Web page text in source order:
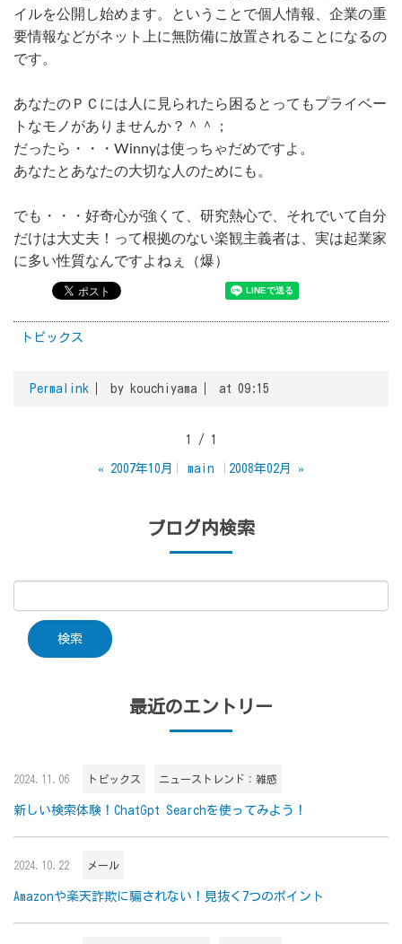
イルを公開し始めます。ということで個人情報、企業の重
要情報などがネット上に無防備に放置されることになるの
です。
あなたのＰＣには人に見られたら困るとってもプライベー
トなモノがありませんか？＾＾；
だったら・・・Winnyは使っちゃだめですよ。
あなたとあなたの大切な人のためにも。
でも・・・好奇心が強くて、研究熱心で、それでいて自分
だけは大丈夫！って根拠のない楽観主義者は、実は起業家
に多い性質なんですよねぇ（爆）
トピックス
Permalink by kouchiyama at 09:15
1 / 1
« 2007年10月 main 2008年02月 »
ブログ内検索
最近のエントリー
2024.11.06 トピックス ニューストレンド：雑感
新しい検索体験！ChatGpt Searchを使ってみよう！
2024.10.22 メール
Amazonや楽天詐欺に騙されない！見抜く7つのポイント